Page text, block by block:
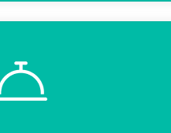
se fait en quelques étapes simples. Il
d'enregistrement, de scanner le
des produits et de payer par carte de